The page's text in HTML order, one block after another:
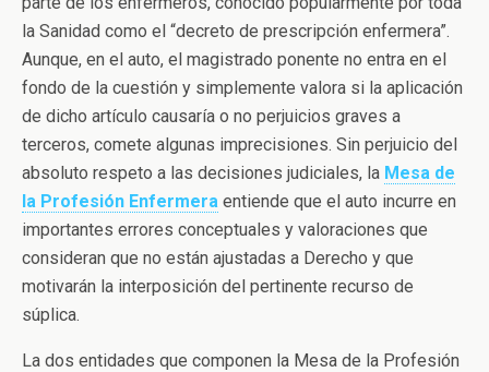
la Sanidad como el “decreto de prescripción enfermera”.
Aunque, en el auto, el magistrado ponente no entra en el
fondo de la cuestión y simplemente valora si la aplicación
de dicho artículo causaría o no perjuicios graves a
terceros, comete algunas imprecisiones. Sin perjuicio del
absoluto respeto a las decisiones judiciales, la Mesa de
la Profesión Enfermera entiende que el auto incurre en
importantes errores conceptuales y valoraciones que
consideran que no están ajustadas a Derecho y que
motivarán la interposición del pertinente recurso de
súplica.
La dos entidades que componen la Mesa de la Profesión